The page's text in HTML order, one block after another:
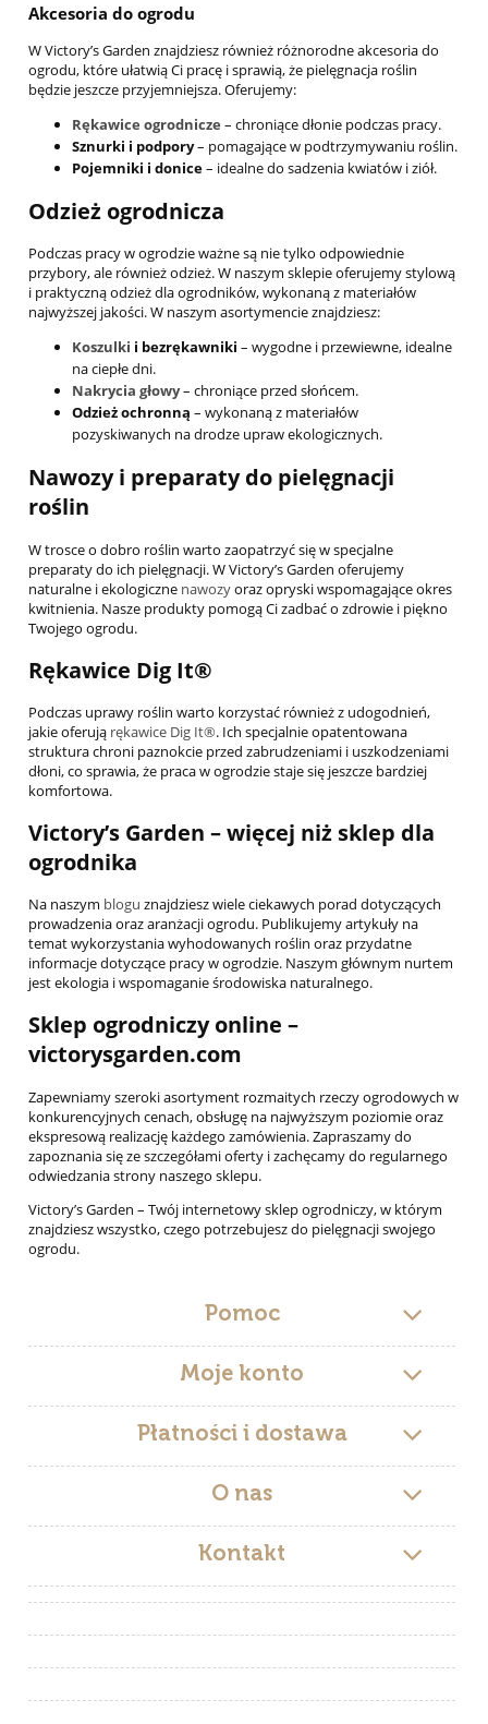
Akcesoria do ogrodu
W Victory’s Garden znajdziesz również różnorodne akcesoria do
ogrodu, które ułatwią Ci pracę i sprawią, że pielęgnacja roślin
będzie jeszcze przyjemniejsza. Oferujemy:
Rękawice ogrodnicze – chroniące dłonie podczas pracy.
Sznurki i podpory– pomagające w podtrzymywaniu roślin.
Pojemniki i donice– idealne do sadzenia kwiatów i ziół.
Odzież ogrodnicza
Podczas pracy w ogrodzie ważne są nie tylko odpowiednie
przybory, ale również odzież. W naszym sklepie oferujemy stylową
i praktyczną odzież dla ogrodników, wykonaną z materiałów
najwyższej jakości. W naszym asortymencie znajdziesz:
Koszulki i bezrękawniki – wygodne i przewiewne, idealne
na ciepłe dni.
Nakrycia głowy– chroniące przed słońcem.
Odzież ochronną – wykonaną z materiałów
pozyskiwanych na drodze upraw ekologicznych.
Nawozy i preparaty do pielęgnacji
roślin
W trosce o dobro roślin warto zaopatrzyć się w specjalne
preparaty do ich pielęgnacji. W Victory’s Garden oferujemy
naturalne i ekologiczne nawozyoraz opryski wspomagające okres
kwitnienia. Nasze produkty pomogą Ci zadbać o zdrowie i piękno
Twojego ogrodu.
Rękawice Dig It®
Podczas uprawy roślin warto korzystać również z udogodnień,
jakie oferują rękawice Dig It®. Ich specjalnie opatentowana
struktura chroni paznokcie przed zabrudzeniami i uszkodzeniami
dłoni, co sprawia, że praca w ogrodzie staje się jeszcze bardziej
komfortowa.
Victory’s Garden – więcej niż sklep dla
ogrodnika
Na naszym blogu znajdziesz wiele ciekawych porad dotyczących
prowadzenia oraz aranżacji ogrodu. Publikujemy artykuły na
temat wykorzystania wyhodowanych roślin oraz przydatne
informacje dotyczące pracy w ogrodzie. Naszym głównym nurtem
jest ekologia i wspomaganie środowiska naturalnego.
Sklep ogrodniczy online –
victorysgarden.com
Zapewniamy szeroki asortyment rozmaitych rzeczy ogrodowych w
konkurencyjnych cenach, obsługę na najwyższym poziomie oraz
ekspresową realizację każdego zamówienia. Zapraszamy do
zapoznania się ze szczegółami oferty i zachęcamy do regularnego
odwiedzania strony naszego sklepu.
Victory’s Garden – Twój internetowy sklep ogrodniczy, w którym
znajdziesz wszystko, czego potrzebujesz do pielęgnacji swojego
ogrodu.
Pomoc
Moje konto
Płatności i dostawa
O nas
Kontakt